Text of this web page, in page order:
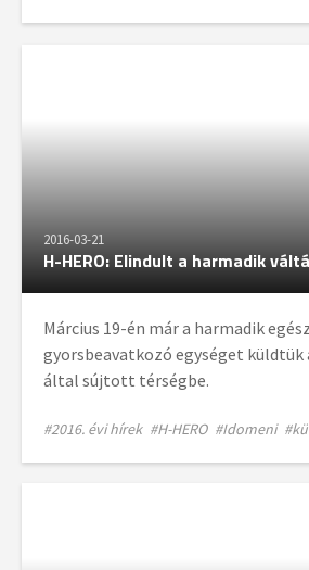
2016-03-21
H-HERO: Elindult a harmadik
Március 19-én már a harmadik
gyorsbeavatkozó egységet küldtük
által sújtott térségbe.
#2016. évi hírek #H-HERO #Idomeni